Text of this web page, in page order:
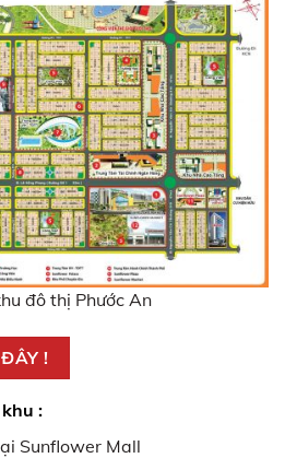
đô thị Phước An
!
:
Sunflower Mall